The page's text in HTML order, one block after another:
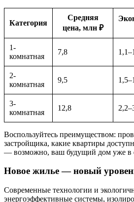
Категория
Средняя
цена, млн ₽
1-
комнатная
7,8
2-
комнатная
9,5
3-
комнатная
12,8
Воспользуйтесь преимуществом:
застройщика, какие квартиры
— возможно, ваш будущий дом уже в
Новое жилье — новый
Современные технологии и
энергоэффективные системы,